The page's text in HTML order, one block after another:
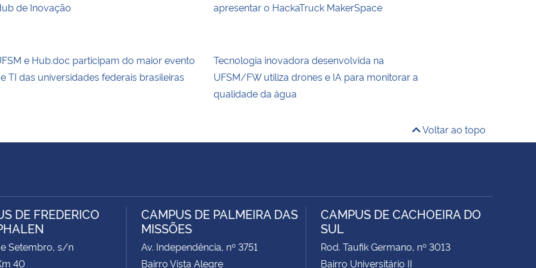
de Inovação
apresentar o HackaTruck MakerSpace
e Hub.doc participam do maior evento
TI das universidades federais brasileiras
Tecnologia inovadora desenvolvida na
UFSM/FW utiliza drones e IA para monitorar a
qualidade da água
Voltar ao topo
DE FREDERICO
Setembro, s/n
40
CAMPUS DE PALMEIRA DAS
MISSÕES
Av. Independência, nº 3751
Bairro Vista Alegre
CAMPUS DE CACHOEIRA DO
SUL
Rod. Taufik Germano, nº 3013
Bairro Universitário II